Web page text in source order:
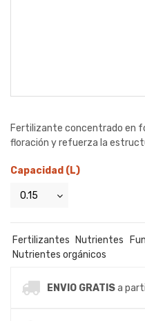
Fertilizante concentrado en
floración y refuerza la
Capacidad (L)
Fertilizantes Nutrientes
Nutrientes orgánicos
ENVIO GRATISa